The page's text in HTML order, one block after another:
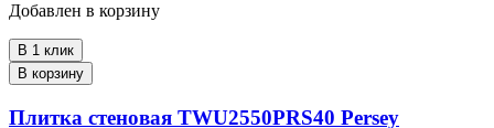
Добавлен в корзину
В 1 клик
В корзину
Плитка стеновая TWU2550PRS40 Persey